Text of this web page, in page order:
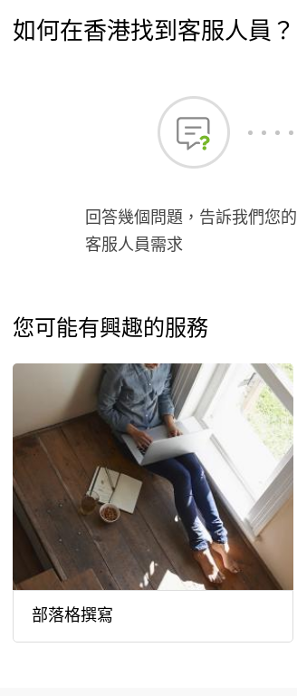
如何在香港找到客服人員？
回答幾個問題，告訴我們您的
客服人員需求
您可能有興趣的服務
部落格撰寫